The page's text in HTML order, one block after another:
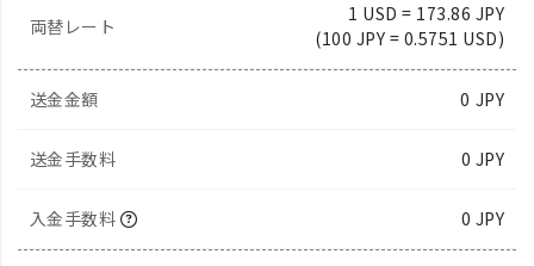
両替レート
1 USD = 173.86 JPY
(100 JPY = 0.5751 USD)
送金金額 0 JPY
送金手数料 0 JPY
入金手数料 0 JPY